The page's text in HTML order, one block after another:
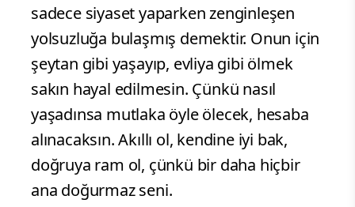
sadece siyaset yaparken zenginleşen
yolsuzluğa bulaşmış demektir. Onun için
şeytan gibi yaşayıp, evliya gibi ölmek
sakın hayal edilmesin. Çünkü nasıl
yaşadınsa mutlaka öyle ölecek, hesaba
alınacaksın. Akıllı ol, kendine iyi bak,
doğruya ram ol, çünkü bir daha hiçbir
ana doğurmaz seni.